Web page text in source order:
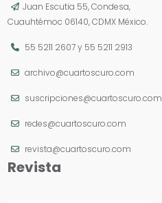
Juan Escutia 55, Condesa,
Cuauhtémoc 06140, CDMX México.
55 5211 2607y 55 5211 2913
archivo@cuartoscuro.com
suscripciones@cuartoscuro.com
redes@cuartoscuro.com
revista@cuartoscuro.com
Revista